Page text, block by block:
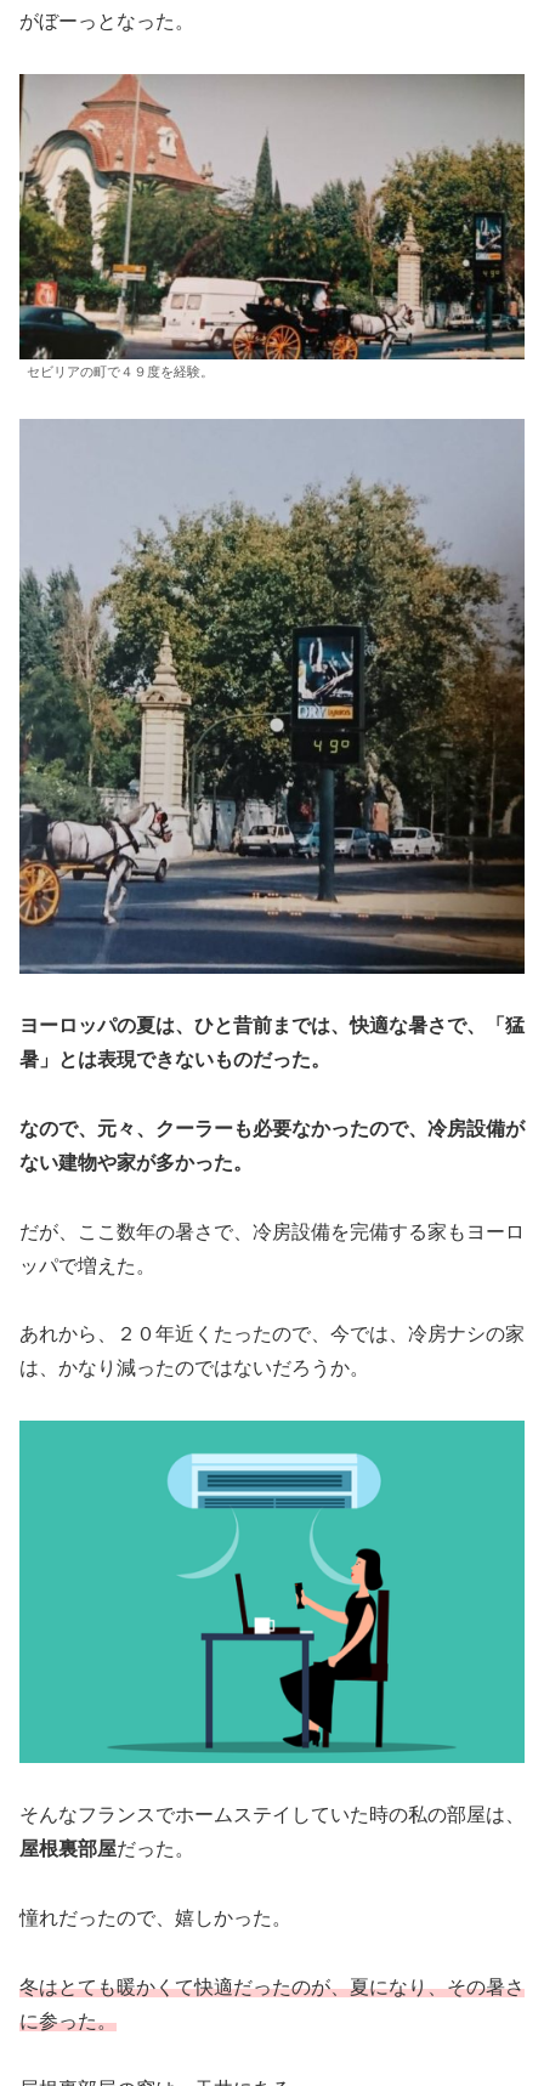
がぼーっとなった。
セビリアの町で４９度を経験。
ヨーロッパの夏は、ひと昔前までは、快適な暑さで、「猛
暑」とは表現できないものだった。
なので、元々、クーラーも必要なかったので、冷房設備が
ない建物や家が多かった。
だが、ここ数年の暑さで、冷房設備を完備する家もヨーロ
ッパで増えた。
あれから、２０年近くたったので、今では、冷房ナシの家
は、かなり減ったのではないだろうか。
そんなフランスでホームステイしていた時の私の部屋は、
屋根裏部屋だった。
憧れだったので、嬉しかった。
冬はとても暖かくて快適だったのが、夏になり、その暑さ
に参った。